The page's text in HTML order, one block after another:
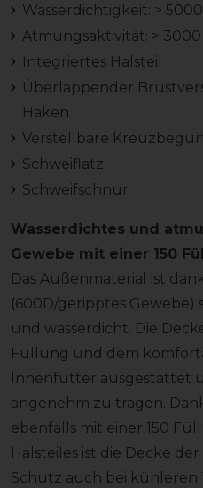
Wasserdichtigkeit: >
Atmungsaktivität: >
Integriertes Halsteil
Überlappender
Haken
Verstellbare
Schweiflatz
Schweifschnur
Wasserdichtes und
Gewebe mit einer 150
Das Außenmaterial ist
(600D/geripptes Gewebe)
und wasserdicht. Die
Füllung und dem
Innenfutter ausgestattet
angenehm zu tragen.
ebenfalls mit einer 150
Halsteiles ist die Decke
Schutz auch bei